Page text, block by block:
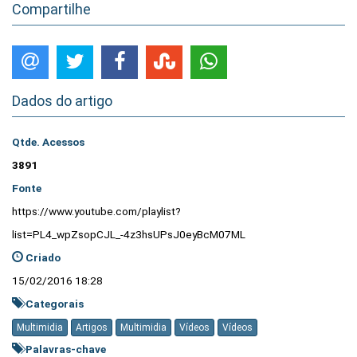
Compartilhe
Dados do artigo
Qtde. Acessos
3891
Fonte
https://www.youtube.com/playlist?
list=PL4_wpZsopCJL_-4z3hsUPsJ0eyBcM07ML
Criado
15/02/2016 18:28
Categorais
Multimidia Artigos Multimidia Vídeos Vídeos
Palavras-chave